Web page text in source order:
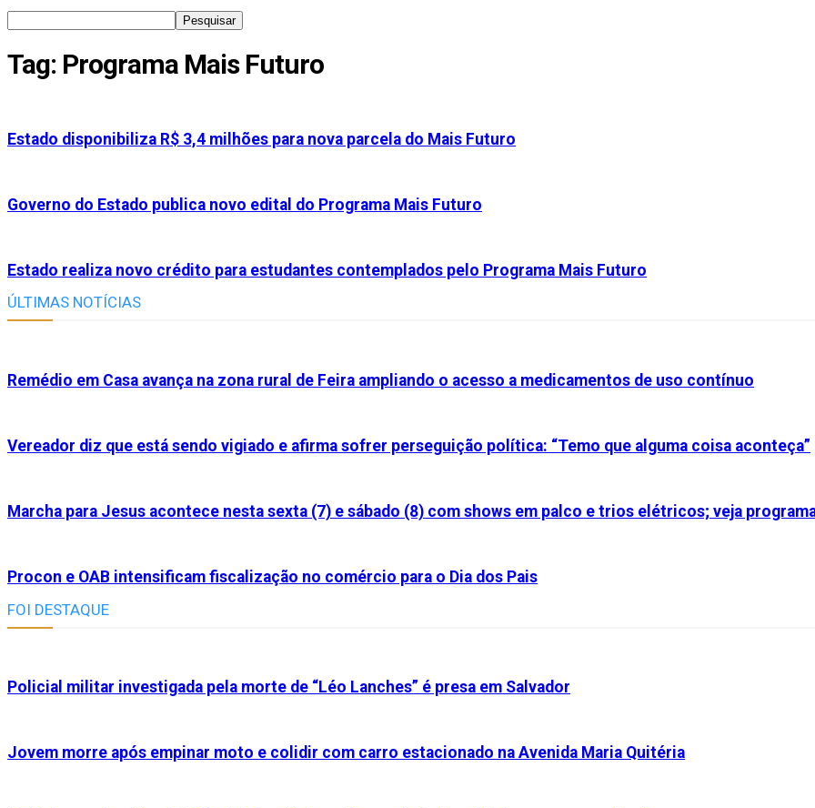
Tag: Programa Mais Futuro
Estado disponibiliza R$ 3,4 milhões para nova parcela do Mais Futuro
Governo do Estado publica novo edital do Programa Mais Futuro
Estado realiza novo crédito para estudantes contemplados pelo Programa Mais Futuro
ÚLTIMAS NOTÍCIAS
Remédio em Casa avança na zona rural de Feira ampliando o acesso a medicamentos de uso contínuo
Vereador diz que está sendo vigiado e afirma sofrer perseguição política: “Temo que alguma coisa aconteça”
Marcha para Jesus acontece nesta sexta (7) e sábado (8) com shows em palco e trios elétricos; veja
Procon e OAB intensificam fiscalização no comércio para o Dia dos Pais
FOI DESTAQUE
Policial militar investigada pela morte de “Léo Lanches” é presa em Salvador
Jovem morre após empinar moto e colidir com carro estacionado na Avenida Maria Quitéria